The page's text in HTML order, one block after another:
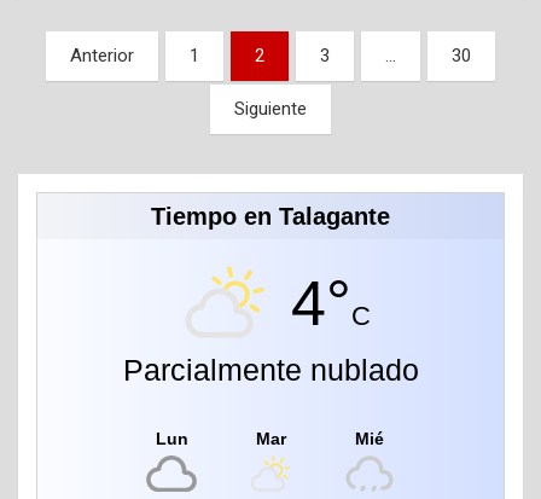
e
Anterior 1 2 3 … 30
Siguiente
Tiempo en Talagante
4°C
Parcialmente nublado
Lun Mar Mié